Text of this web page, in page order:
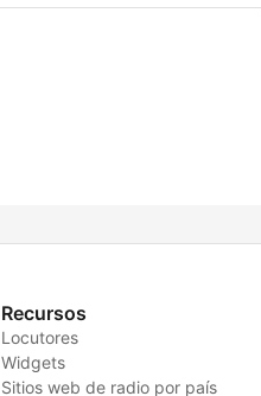
Recursos
Locutores
Widgets
Sitios web de radio por país